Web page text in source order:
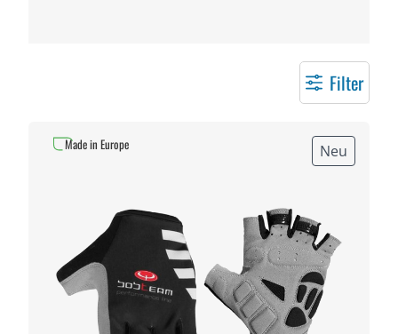
Filter
Neu
Made in Europe